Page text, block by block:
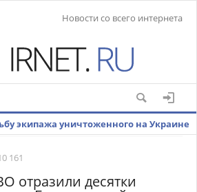
Новости со всего интернета
экипажа уничтоженного на Украине
161
отразили десятки